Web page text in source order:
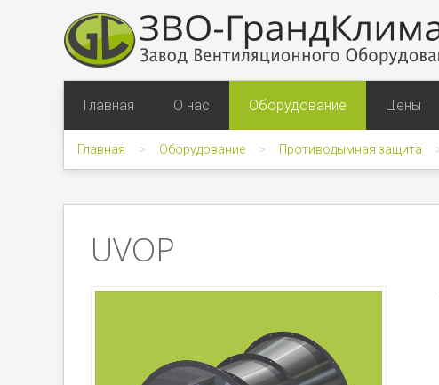
Главная О нас Оборудование Цены
Главная Оборудование Противодымная защита
UVOP